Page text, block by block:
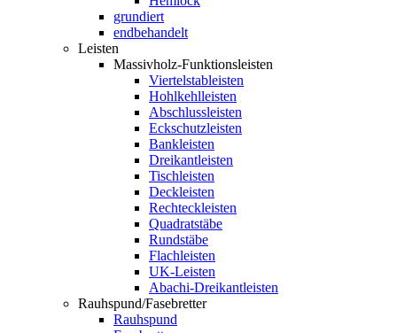
grundiert
endbehandelt
Leisten
Massivholz-Funktionsleisten
Viertelstableisten
Hohlkehlleisten
Abschlussleisten
Eckschutzleisten
Bankleisten
Dreikantleisten
Tischleisten
Deckleisten
Rechteckleisten
Quadratstäbe
Rundstäbe
Flachleisten
UK-Leisten
Abachi-Dreikantleisten
Rauhspund/Fasebretter
Rauhspund